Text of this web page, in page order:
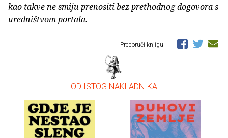
kao takve ne smiju prenositi bez prethodnog dogovora s
uredništvom portala.
Preporuči knjigu
– OD ISTOG NAKLADNIKA –